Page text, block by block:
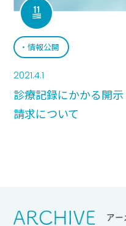
情報公開
2021.4.1
診療記録にかかる開示
請求について
Srchive